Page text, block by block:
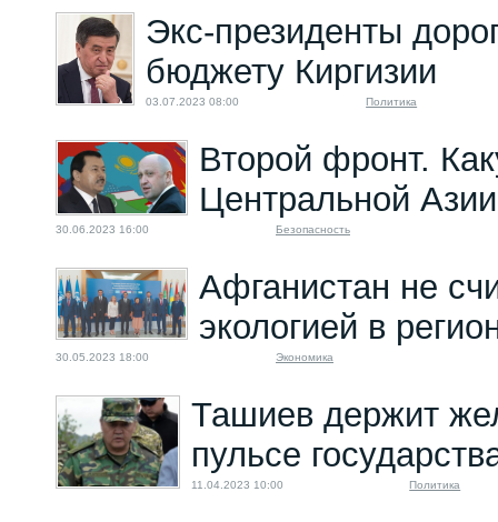
Экс-президенты
бюджету Киргизии
03.07.2023 08:00 Политика
Второй фронт.
Центральной
30.06.2023 16:00 Безопасность
Афганистан не
экологией в
30.05.2023 18:00 Экономика
Ташиев держит
пульсе
11.04.2023 10:00 Политика